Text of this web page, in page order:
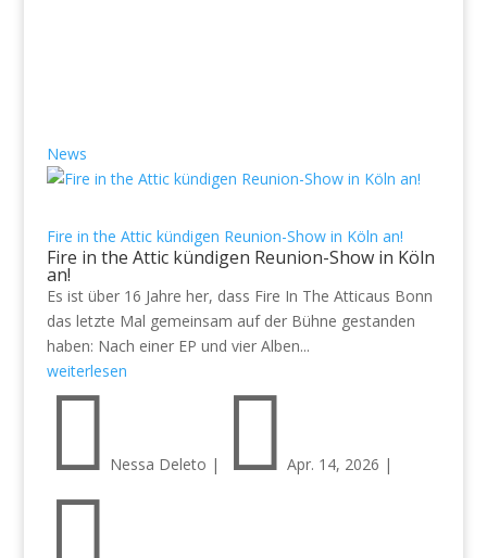
News
Fire in the Attic kündigen Reunion-Show in Köln an!
Fire in the Attic kündigen Reunion-Show in Köln
an!
Es ist über 16 Jahre her, dass Fire In The Atticaus Bonn
das letzte Mal gemeinsam auf der Bühne gestanden
haben: Nach einer EP und vier Alben...
weiterlesen
 Nessa Deleto |  Apr. 14, 2026 |